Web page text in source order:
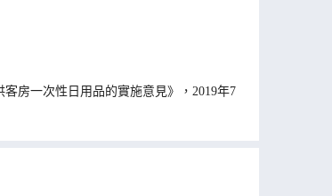
房一次性日用品的實施意見》，2019年7